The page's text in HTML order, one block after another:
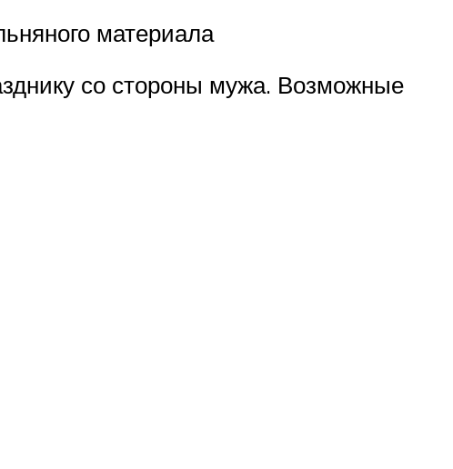
материала
со стороны мужа. Возможные